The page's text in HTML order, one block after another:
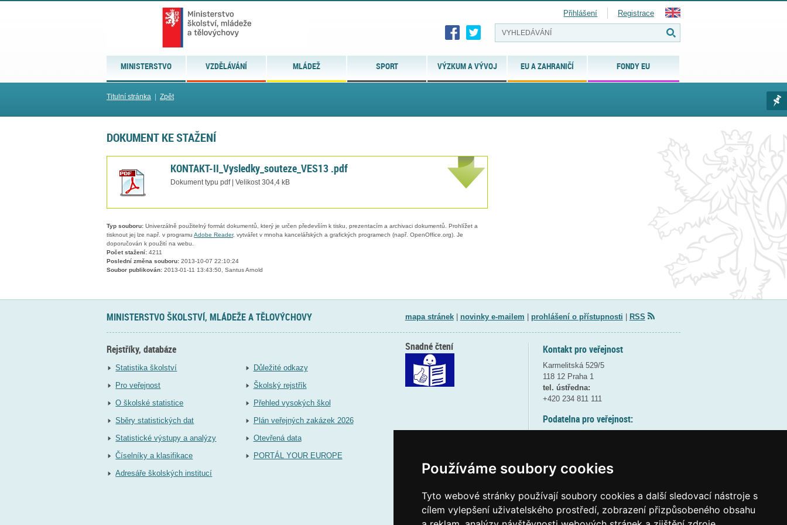
Používáme soubory cookies
Tyto webové stránky používají soubory cookies a další sledovací nástroje s
cílem vylepšení uživatelského prostředí, zobrazení přizpůsobeného obsahu
MINISTERSTVO VZDĚLÁVÁNÍ MLÁDEŽ SPORT VÝZKUM A VÝVOJ EU A ZAHRANIČÍ FONDY EU
Přihlášení Registrace
Titulní stránka Zpět
DOKUMENT KE STAŽENÍ
KONTAKT-II_Vysledky_souteze_VES13 .pdf
Dokument typu pdf | Velikost 304,4 kB
Typ souboru: Univerzálně použitelný formát dokumentů, který je určen především k tisku, prezentacím a archivaci dokumentů. Prohlížet a
tisknout jej lze např. v programu Adobe Reader, vytvářet v mnoha kancelářských a grafických programech (např. OpenOffice.org). Je
doporučován k použití na webu.
Počet stažení: 4211
Poslední změna souboru: 2013-10-07 22:10:24
Soubor publikován: 2013-01-11 13:43:50, Santus Arnold
MINISTERSTVO ŠKOLSTVÍ, MLÁDEŽE A TĚLOVÝCHOVY mapa stránek| novinky e-mailem prohlášení o přístupnosti RSS
Rejstříky, databáze
Statistika školství
Pro veřejnost
O školské statistice
Sběry statistických dat
Statistické výstupy a analýzy
Číselníky a klasifikace
Adresáře školských institucí
Důležité odkazy
Školský rejstřík
Přehled vysokých škol
Plán veřejných zakázek 2026
Otevřená data
PORTÁL YOUR EUROPE
Kontakt pro veřejnost
Karmelitská 529/5
118 12 Praha 1
tel. ústředna:
+420 234 811 111
Podatelna pro veřejnost:
(více informací
Elektronická podatelna:
Snadné čtení